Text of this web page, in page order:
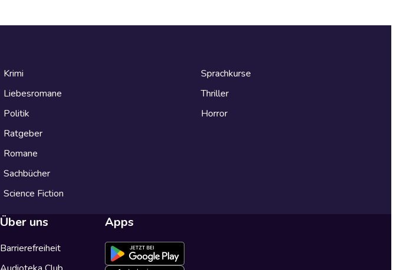
Krimi
Liebesromane
Politik
Ratgeber
Romane
Sachbücher
Science Fiction
Sprachkurse
Thriller
Horror
Über uns
Barrierefreiheit
Apps